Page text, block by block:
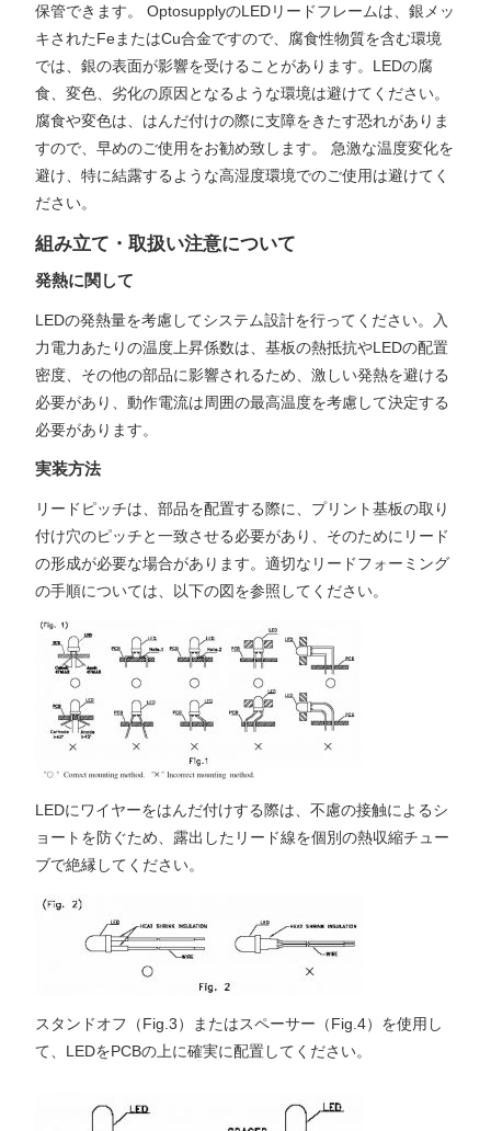
保管できます。 OptosupplyのLEDリードフレームは、銀メッ
キされたFeまたはCu合金ですので、腐食性物質を含む環境
では、銀の表面が影響を受けることがあります。LEDの腐
食、変色、劣化の原因となるような環境は避けてください。
腐食や変色は、はんだ付けの際に支障をきたす恐れがありま
すので、早めのご使用をお勧め致します。 急激な温度変化を
避け、特に結露するような高湿度環境でのご使用は避けてく
ださい。
組み立て・取扱い注意について
発熱に関して
LEDの発熱量を考慮してシステム設計を行ってください。入
力電力あたりの温度上昇係数は、基板の熱抵抗やLEDの配置
密度、その他の部品に影響されるため、激しい発熱を避ける
必要があり、動作電流は周囲の最高温度を考慮して決定する
必要があります。
実装方法
リードピッチは、部品を配置する際に、プリント基板の取り
付け穴のピッチと一致させる必要があり、そのためにリード
の形成が必要な場合があります。適切なリードフォーミング
の手順については、以下の図を参照してください。
LEDにワイヤーをはんだ付けする際は、不慮の接触によるシ
ョートを防ぐため、露出したリード線を個別の熱収縮チュー
ブで絶縁してください。
スタンドオフ（Fig.3）またはスペーサー（Fig.4）を使用し
て、LEDをPCBの上に確実に配置してください。